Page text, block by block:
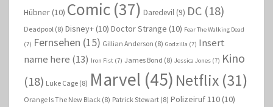
Hübner (10) Comic (37) Daredevil (9) DC (18)
Deadpool (8) Disney+ (10) Doctor Strange (10) Fear The Walking Dead
(7) Fernsehen (15) Gillian Anderson (8) Godzilla (7) Insert
name here (13) Iron Fist (7) James Bond (8) Jessica Jones (7) Kino
(18) Luke Cage (8) Marvel (45) Netflix (31)
Orange Is The New Black (8) Patrick Stewart (8) Polizeiruf 110 (10)